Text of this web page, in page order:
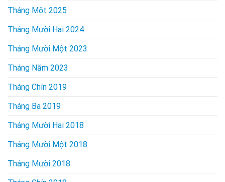
Tháng Một 2025
Tháng Mười Hai 2024
Tháng Mười Một 2023
Tháng Năm 2023
Tháng Chín 2019
Tháng Ba 2019
Tháng Mười Hai 2018
Tháng Mười Một 2018
Tháng Mười 2018